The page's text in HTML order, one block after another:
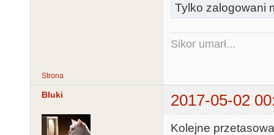
Tylko zalogowani
Sikor umarł...
Strona
Bluki 2017-05-02
Kolejne